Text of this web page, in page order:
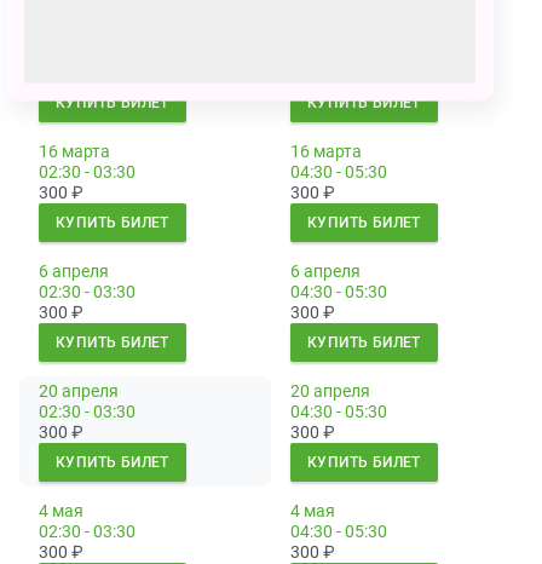
КУПИТЬ БИЛЕТ КУПИТЬ БИЛЕТ
16 марта
02:30 - 03:30
300 ₽
КУПИТЬ БИЛЕТ
16 марта
04:30 - 05:30
300 ₽
КУПИТЬ БИЛЕТ
6 апреля
02:30 - 03:30
300 ₽
КУПИТЬ БИЛЕТ
6 апреля
04:30 - 05:30
300 ₽
КУПИТЬ БИЛЕТ
20 апреля
02:30 - 03:30
300 ₽
КУПИТЬ БИЛЕТ
20 апреля
04:30 - 05:30
300 ₽
КУПИТЬ БИЛЕТ
4 мая
02:30 - 03:30
300 ₽
4 мая
04:30 - 05:30
300 ₽